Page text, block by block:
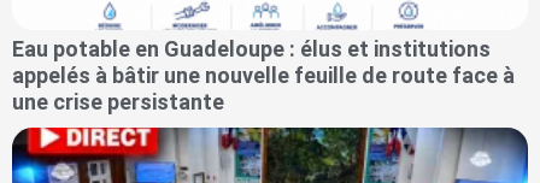
Eau potable en Guadeloupe : élus et institutions
appelés à bâtir une nouvelle feuille de route face à
une crise persistante